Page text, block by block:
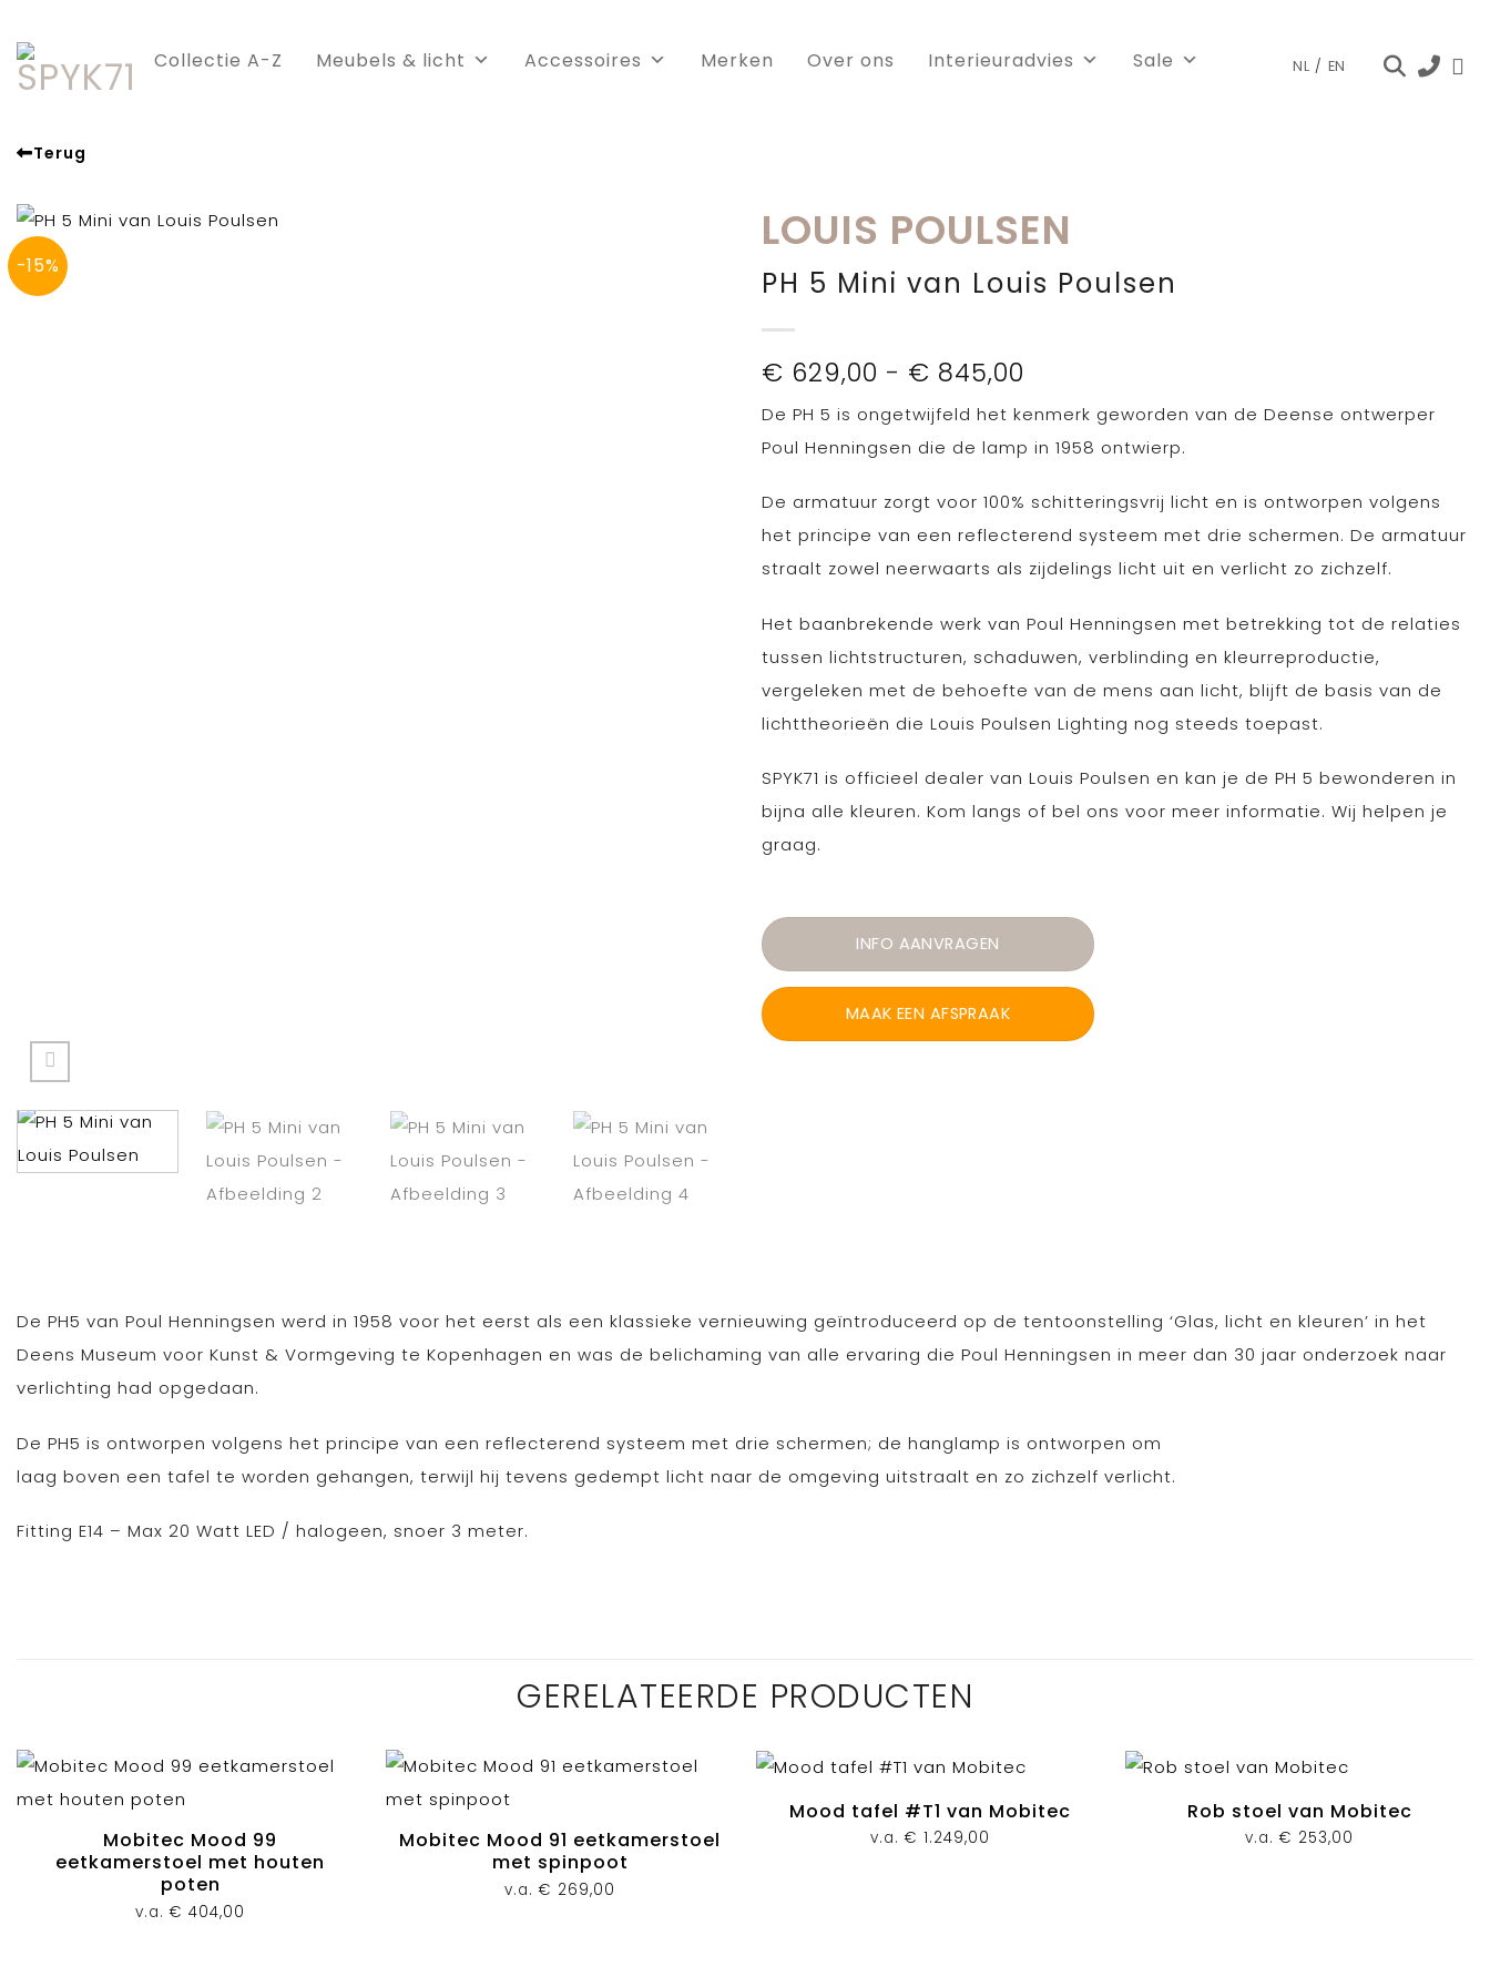
to
content
Collectie A-Z Meubels & licht Accessoires Merken Over ons Interieuradvies Sale NL/ EN
Terug
-15% PH 5 Mini van Louis Poulsen
€ 629,00 - € 845,00
tot
€ 845,00
LOUIS POULSEN
De PH 5 is ongetwijfeld het kenmerk geworden van de Deense ontwerper
Poul Henningsen die de lamp in 1958 ontwierp.
De armatuur zorgt voor 100% schitteringsvrij licht en is ontworpen volgens
het principe van een reflecterend systeem met drie schermen. De armatuur
straalt zowel neerwaarts als zijdelings licht uit en verlicht zo zichzelf.
Het baanbrekende werk van Poul Henningsen met betrekking tot de relaties
tussen lichtstructuren, schaduwen, verblinding en kleurreproductie,
vergeleken met de behoefte van de mens aan licht, blijft de basis van de
lichttheorieën die Louis Poulsen Lighting nog steeds toepast.
SPYK71 is officieel dealer van Louis Poulsen en kan je de PH 5 bewonderen in
bijna alle kleuren. Kom langs of bel ons voor meer informatie. Wij helpen je
graag.
INFO AANVRAGEN
MAAK EEN AFSPRAAK
De PH5 van Poul Henningsen werd in 1958 voor het eerst als een klassieke vernieuwing geïntroduceerd op de tentoonstelling ‘Glas, licht en kleuren’ in het
Deens Museum voor Kunst & Vormgeving te Kopenhagen en was de belichaming van alle ervaring die Poul Henningsen in meer dan 30 jaar onderzoek naar
verlichting had opgedaan.
De PH5 is ontworpen volgens het principe van een reflecterend systeem met drie schermen; de hanglamp is ontworpen om
laag boven een tafel te worden gehangen, terwijl hij tevens gedempt licht naar de omgeving uitstraalt en zo zichzelf verlicht.
Fitting E14 – Max 20 Watt LED / halogeen, snoer 3 meter.
GERELATEERDE PRODUCTEN
Mobitec Mood 99
eetkamerstoel met houten
poten
v.a.€ 404,00
Mobitec Mood 91 eetkamerstoel
met spinpoot
v.a.€ 269,00
Mood tafel #T1 van Mobitec
v.a.€ 1.249,00
Rob stoel van Mobitec
v.a.€ 253,00